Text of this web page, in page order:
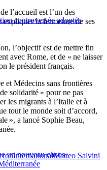
controversée adoptée
l’accueil est l’un des
la fermeture de ses
l’objectif est de mettre fin
avec Rome, et de « ne laisser
le président français.
et Médecins sans frontières
solidarité » pour ne pas
les migrants à l’Italie et à
tout le monde soit d’accord,
», a lancé Sophie Beau,
un nouveau chaos
InternationalMatteo Salvini